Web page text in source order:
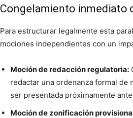
Congelamiento inmediato
Para estructurar legalmente esta
mociones independientes con un
Moción de redacción regulatoria:
redactar una ordenanza formal de
ser presentada próximamente
Moción de zonificación